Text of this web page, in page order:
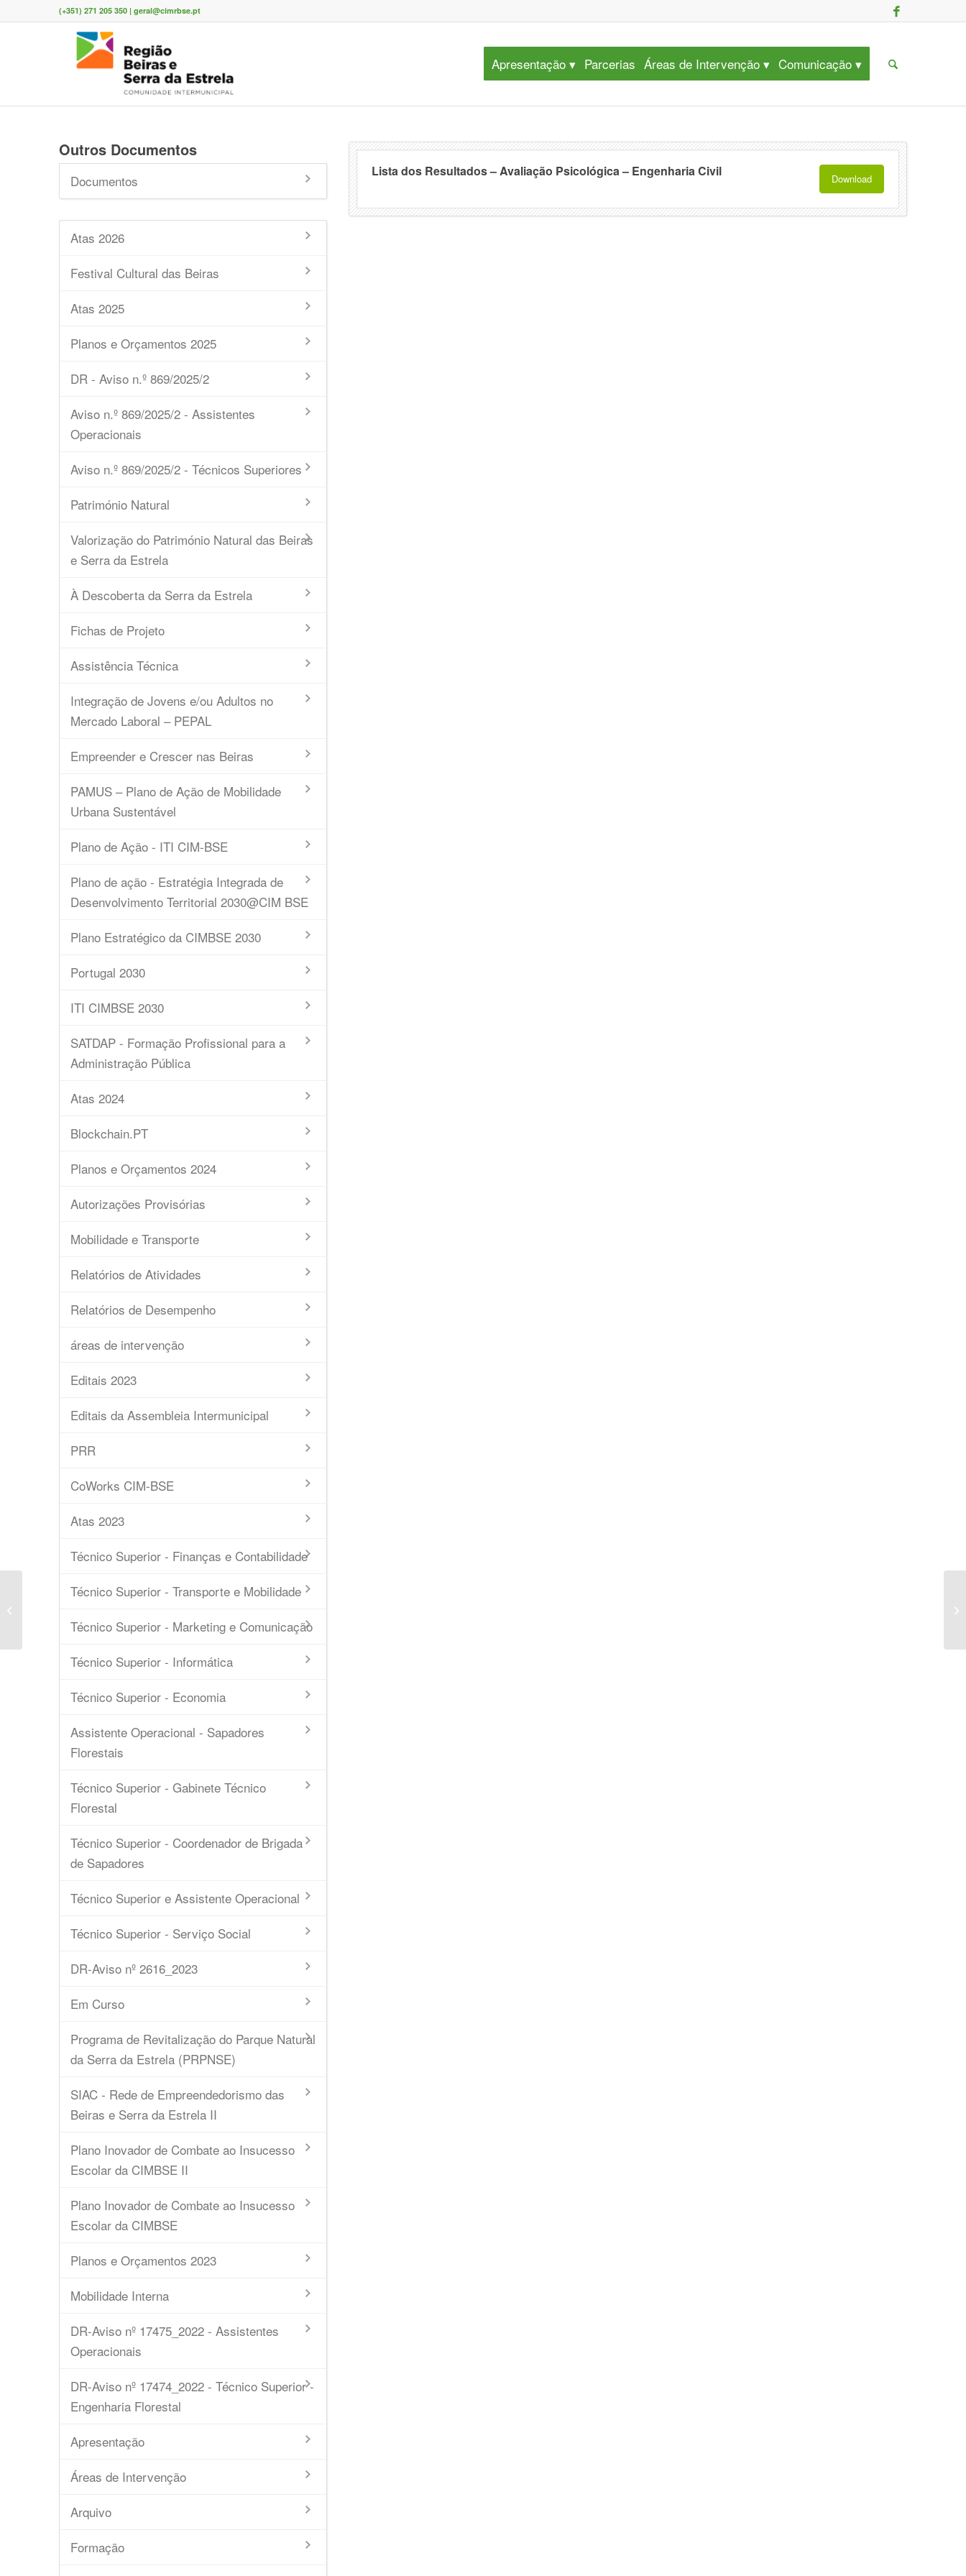
(+351) 271 205 350 | geral@cimrbse.pt
Apresentação Parcerias Áreas de Intervenção Comunicação
Outros Documentos
Documentos
Atas 2026
Festival Cultural das Beiras
Atas 2025
Planos e Orçamentos 2025
DR - Aviso n.º 869/2025/2
Aviso n.º 869/2025/2 - Assistentes
Operacionais
Aviso n.º 869/2025/2 - Técnicos Superiores
Património Natural
Valorização do Património Natural das Beiras
e Serra da Estrela
À Descoberta da Serra da Estrela
Fichas de Projeto
Assistência Técnica
Integração de Jovens e/ou Adultos no
Mercado Laboral – PEPAL
Empreender e Crescer nas Beiras
PAMUS – Plano de Ação de Mobilidade
Urbana Sustentável
Plano de Ação - ITI CIM-BSE
Plano de ação - Estratégia Integrada de
Desenvolvimento Territorial 2030@CIM BSE
Plano Estratégico da CIMBSE 2030
Portugal 2030
ITI CIMBSE 2030
SATDAP - Formação Profissional para a
Administração Pública
Atas 2024
Blockchain.PT
Planos e Orçamentos 2024
Autorizações Provisórias
Mobilidade e Transporte
Relatórios de Atividades
Relatórios de Desempenho
áreas de intervenção
Editais 2023
Editais da Assembleia Intermunicipal
PRR
CoWorks CIM-BSE
Atas 2023
Técnico Superior - Finanças e Contabilidade
Técnico Superior - Transporte e Mobilidade
Técnico Superior - Marketing e Comunicação
Técnico Superior - Informática
Técnico Superior - Economia
Assistente Operacional - Sapadores
Florestais
Técnico Superior - Gabinete Técnico
Florestal
Técnico Superior - Coordenador de Brigada
de Sapadores
Técnico Superior e Assistente Operacional
Técnico Superior - Serviço Social
DR-Aviso nº 2616_2023
Em Curso
Programa de Revitalização do Parque Natural
da Serra da Estrela (PRPNSE)
SIAC - Rede de Empreendedorismo das
Beiras e Serra da Estrela II
Plano Inovador de Combate ao Insucesso
Escolar da CIMBSE II
Plano Inovador de Combate ao Insucesso
Escolar da CIMBSE
Planos e Orçamentos 2023
Mobilidade Interna
DR-Aviso nº 17475_2022 - Assistentes
Operacionais
DR-Aviso nº 17474_2022 - Técnico Superior -
Engenharia Florestal
Apresentação
Áreas de Intervenção
Arquivo
Formação
Lista dos Resultados – Avaliação Psicológica – Engenharia Civil Download
Lista dos Resultados – Avaliação